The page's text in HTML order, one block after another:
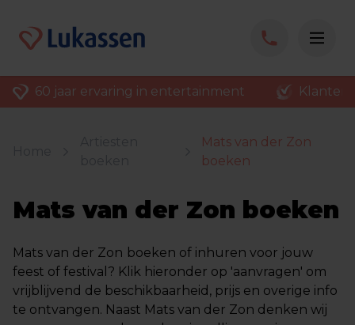
60 jaar ervaring in entertainment
Mats van der Zon
boeken
Mats van der Zon boeken
Mats van der Zon boeken of inhuren voor jouw
feest of festival? Klik hieronder op 'aanvragen' om
vrijblijvend de beschikbaarheid, prijs en overige info
te ontvangen. Naast Mats van der Zon denken wij